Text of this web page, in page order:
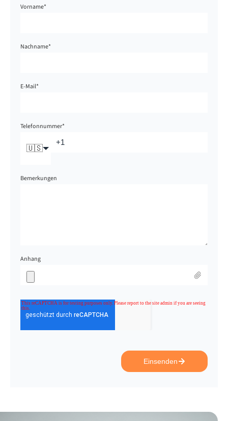
Vorname*
Nachname*
E-Mail*
Telefonnummer*
🇺🇸
Bemerkungen
Anhang
Einsenden